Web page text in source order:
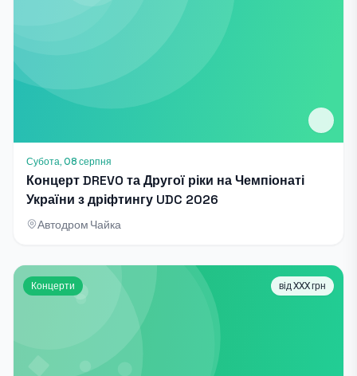
Субота, 08 серпня
Концерт DREVO та Другої ріки на Чемпіонаті
України з дріфтингу UDC 2026
Автодром Чайка
Концерти від XXX грн